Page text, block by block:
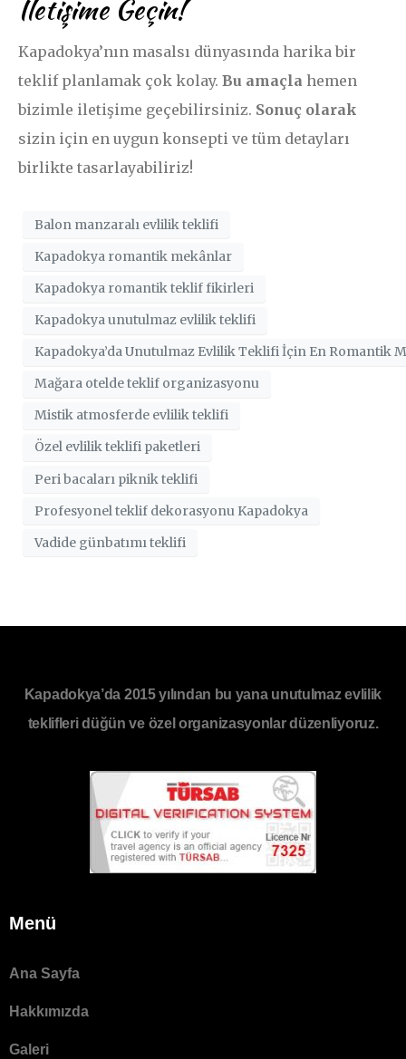
İletişime Geçin!
Kapadokya’nın masalsı dünyasında harika bir
teklif planlamak çok kolay. Bu amaçla hemen
bizimle iletişime geçebilirsiniz. Sonuç olarak
sizin için en uygun konsepti ve tüm detayları
birlikte tasarlayabiliriz!
Balon manzaralı evlilik teklifi
Kapadokya romantik mekânlar
Kapadokya romantik teklif fikirleri
Kapadokya unutulmaz evlilik teklifi
Kapadokya’da Unutulmaz Evlilik Teklifi İçin En Romantik
Mağara otelde teklif organizasyonu
Mistik atmosferde evlilik teklifi
Özel evlilik teklifi paketleri
Peri bacaları piknik teklifi
Profesyonel teklif dekorasyonu Kapadokya
Vadide günbatımı teklifi
Kapadokya’da 2015 yılından bu yana unutulmaz evlilik
teklifleri düğün ve özel organizasyonlar düzenliyoruz.
Menü
Ana Sayfa
Hakkımızda
Galeri